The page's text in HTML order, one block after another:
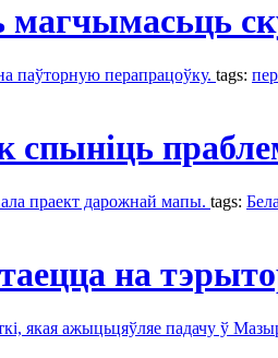
паўторную перапрацоўку. tags:
спыніць
праект дарожнай мапы. tags:
на
якая ажыцьцяўляе падачу ў